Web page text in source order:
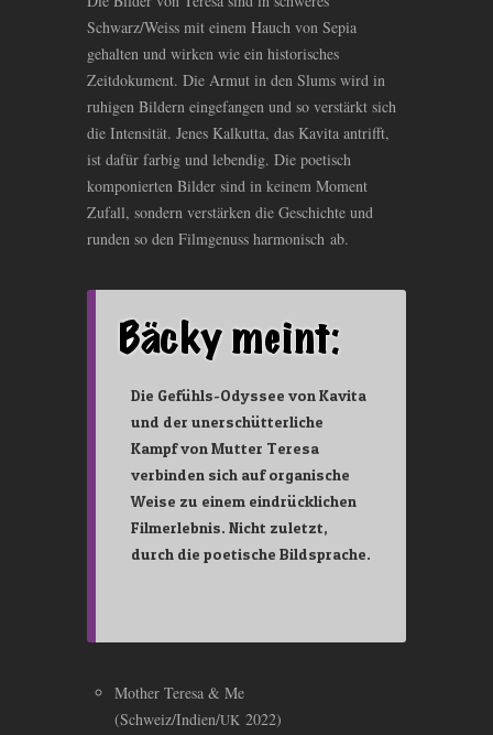
Schwarz/Weiss mit einem Hauch von Sepia
gehalten und wirken wie ein historisches
Zeitdokument. Die Armut in den Slums wird in
ruhigen Bildern eingefangen und so verstärkt sich
die Intensität. Jenes Kalkutta, das Kavita antrifft,
ist dafür farbig und lebendig. Die poetisch
komponierten Bilder sind in keinem Moment
Zufall, sondern verstärken die Geschichte und
runden so den Filmgenuss harmonisch ab.
Die Gefühls-Odyssee von Kavita
und der unerschütterliche
Kampf von Mutter Teresa
verbinden sich auf organische
Weise zu einem eindrücklichen
Filmerlebnis. Nicht zuletzt,
durch die poetische Bildsprache.
Mother Teresa & Me
(Schweiz/Indien/UK 2022)